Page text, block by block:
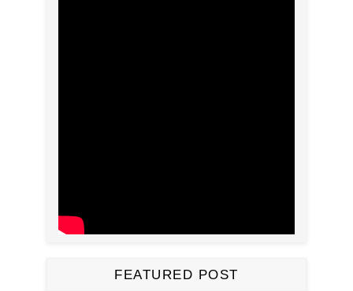
FEATURED POST